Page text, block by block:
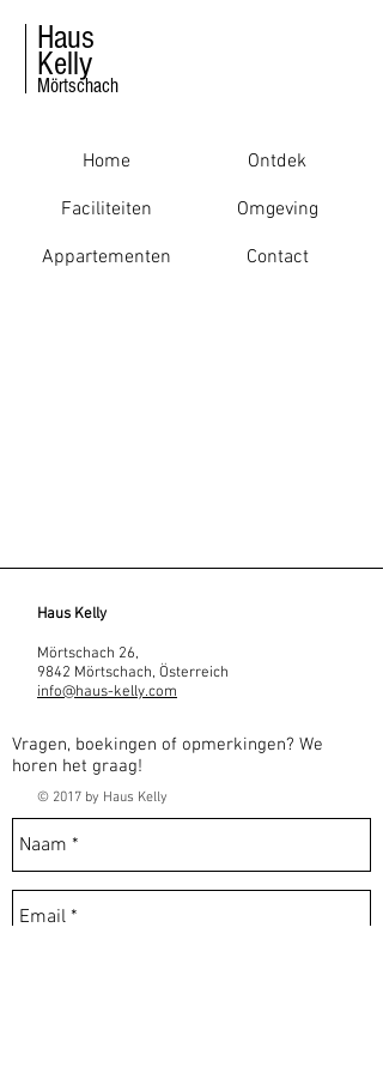
Haus
Kelly
Mörtschach
Home
Faciliteiten
Appartementen
Ontdek
Omgeving
Contact
Haus Kelly
Mörtschach 26,
9842 Mörtschach, Österreich
info@haus-kelly.com
Vragen, boekingen of opmerkingen? We
horen het graag!
© 2017 by Haus Kelly